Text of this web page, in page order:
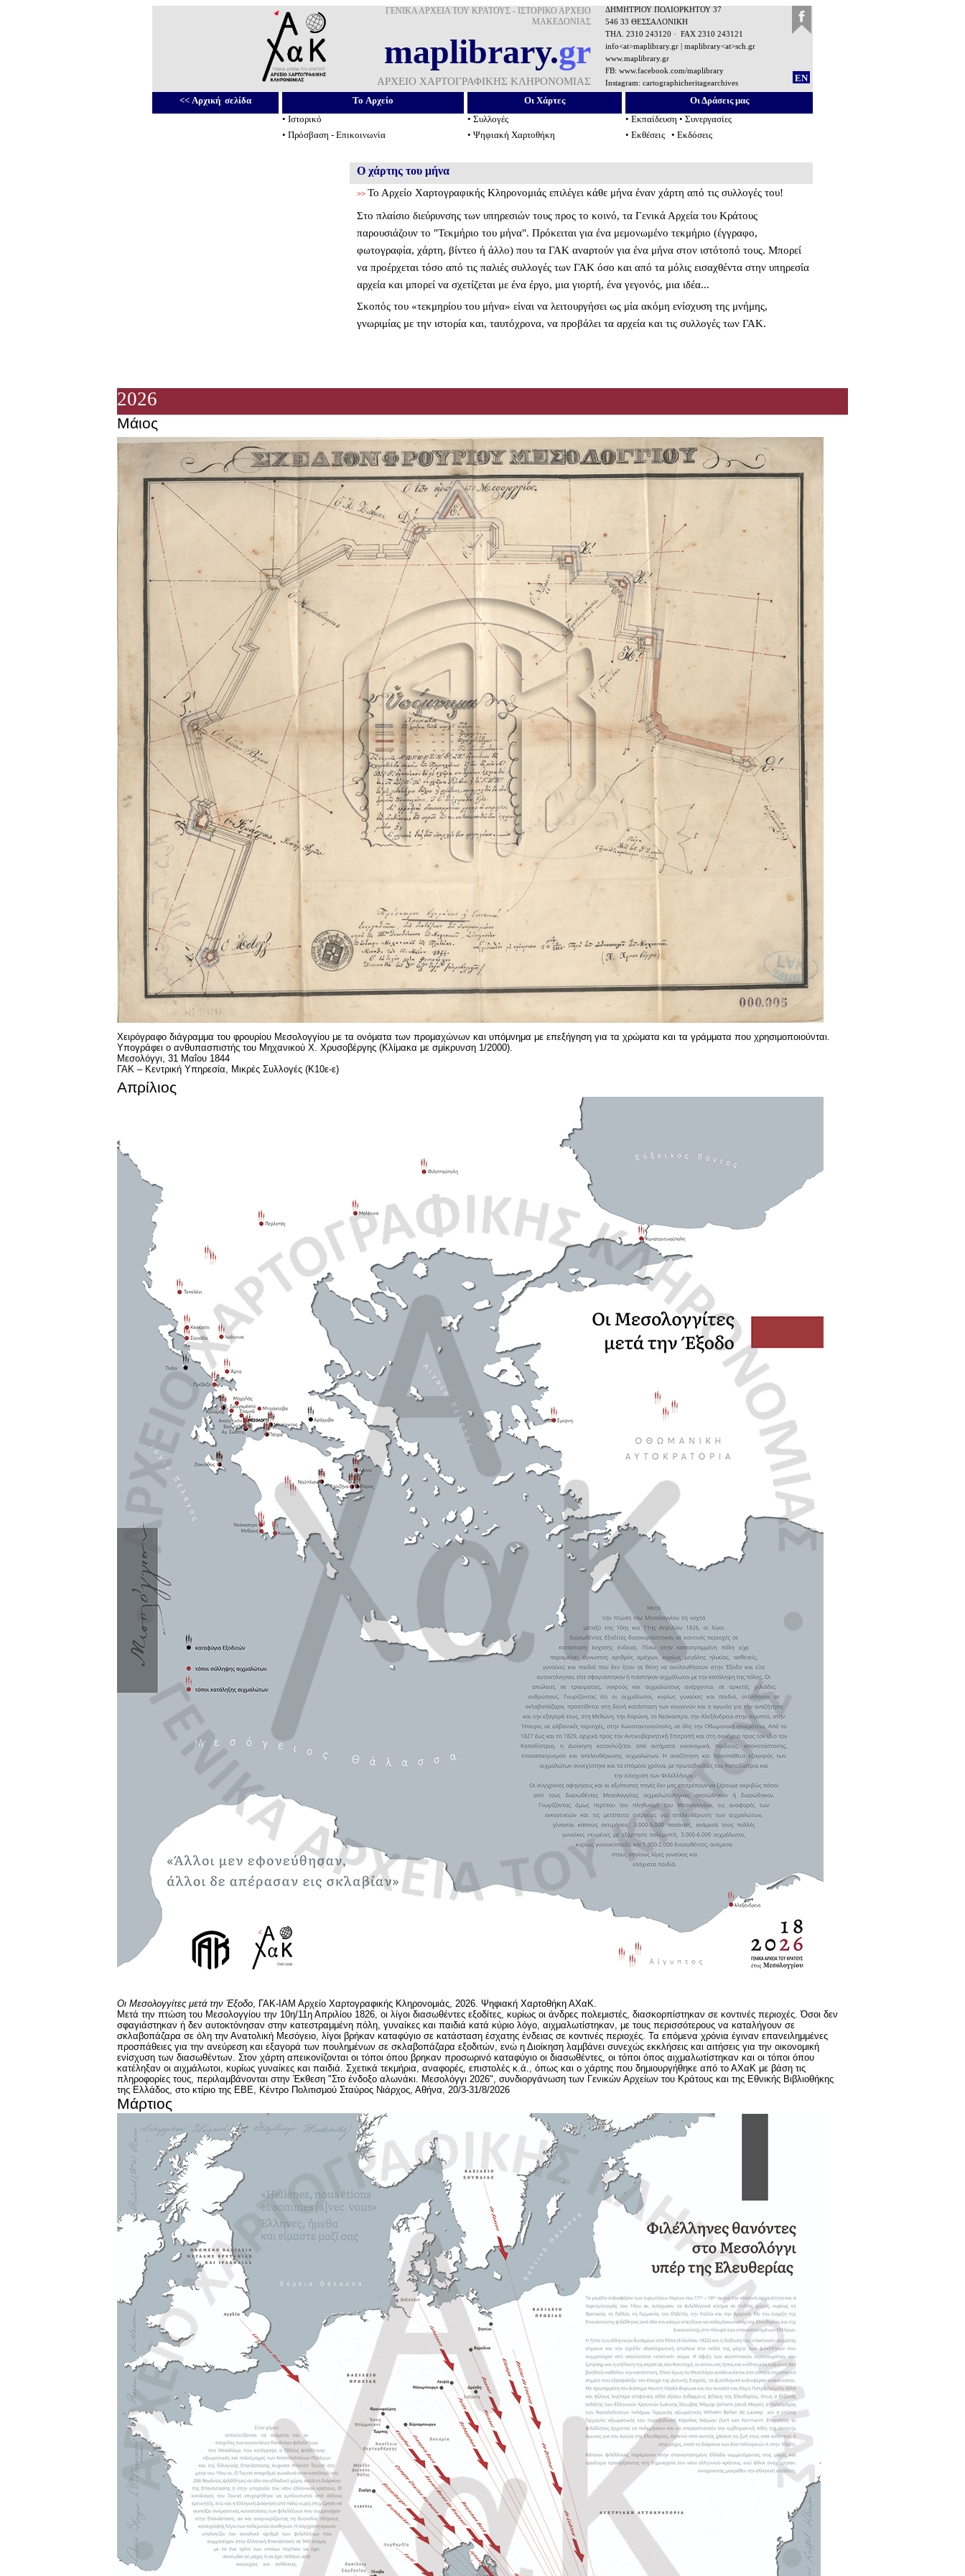
ΓΕΝΙΚΑ ΑΡΧΕΙΑ ΤΟΥ ΚΡΑΤΟΥΣ - ΙΣΤΟΡΙΚΟ ΑΡΧΕΙΟ
ΜΑΚΕΔΟΝΙΑΣ
maplibrary.gr
ΑΡΧΕΙΟ ΧΑΡΤΟΓΡΑΦΙΚΗΣ ΚΛΗΡΟΝΟΜΙΑΣ
ΔΗΜΗΤΡΙΟΥ ΠΟΛΙΟΡΚΗΤΟΥ 37
546 33 ΘΕΣΣΑΛΟΝΙΚΗ
ΤΗΛ. 2310 243120 · FAX 2310 243121
info<at>maplibrary.gr
maplibrary<at>sch.gr
www.maplibrary.gr
FB: www.facebook.com/maplibrary
Instagram: cartographicheritagearchives EN
<< Αρχική σελίδα To Αρχείο Οι Χάρτες
Οι Δράσεις μας
• Ιστορικό
• Πρόσβαση - Επικοινωνία
• Συλλογές
• Ψηφιακή Χαρτοθήκη
• Εκπαίδευση • Συνεργασίες
• Εκθέσεις • Εκδόσεις
Ο χάρτης του μήνα
>> Το Αρχείο Χαρτογραφικής Κληρονομιάς επιλέγει κάθε μήνα έναν χάρτη από τις συλλογές του!
Στο πλαίσιο διεύρυνσης των υπηρεσιών τους προς το κοινό, τα Γενικά Αρχεία του Κράτους
παρουσιάζουν το "Τεκμήριο του μήνα". Πρόκειται για ένα μεμονωμένο τεκμήριο (έγγραφο,
φωτογραφία, χάρτη, βίντεο ή άλλο) που τα ΓΑΚ αναρτούν για ένα μήνα στον ιστότοπό τους. Μπορεί
να προέρχεται τόσο από τις παλιές συλλογές των ΓΑΚ όσο και από τα μόλις εισαχθέντα στην υπηρεσία
αρχεία και μπορεί να σχετίζεται με ένα έργο, μια γιορτή, ένα γεγονός, μια ιδέα...
Σκοπός του «τεκμηρίου του μήνα» είναι να λειτουργήσει ως μία ακόμη ενίσχυση της μνήμης,
γνωριμίας με την ιστορία και, ταυτόχρονα, να προβάλει τα αρχεία και τις συλλογές των ΓΑΚ.
2026
Μάιος
Χειρόγραφο διάγραμμα του φρουρίου Μεσολογγίου με τα ονόματα των προμαχώνων και υπόμνημα με επεξήγηση για τα χρώματα και τα γράμματα που χρησιμοποιούνται.
Υπογράφει ο ανθυπασπιστής του Μηχανικού Χ. Χρυσοβέργης (Κλίμακα με σμίκρυνση 1/2000).
Μεσολόγγι, 31 Μαΐου 1844
ΓΑΚ – Κεντρική Υπηρεσία, Μικρές Συλλογές (Κ10ε-ε)
Απρίλιος
Οι Μεσολογγίτες μετά την Έξοδο, ΓΑΚ-ΙΑΜ Αρχείο Χαρτογραφικής Κληρονομιάς, 2026. Ψηφιακή Χαρτοθήκη ΑΧαΚ.
Μετά την πτώση του Μεσολογγίου την 10η/11η Απριλίου 1826, οι λίγοι διασωθέντες εξοδίτες, κυρίως οι άνδρες πολεμιστές, διασκορπίστηκαν σε κοντινές περιοχές. Όσοι δεν
σφαγιάστηκαν ή δεν αυτοκτόνησαν στην κατεστραμμένη πόλη, γυναίκες και παιδιά κατά κύριο λόγο, αιχμαλωτίστηκαν, με τους περισσότερους να καταλήγουν σε
σκλαβοπάζαρα σε όλη την Ανατολική Μεσόγειο, λίγοι βρήκαν καταφύγιο σε κατάσταση έσχατης ένδειας σε κοντινές περιοχές. Τα επόμενα χρόνια έγιναν επανειλημμένες
προσπάθειες για την ανεύρεση και εξαγορά των πουλημένων σε σκλαβοπάζαρα εξοδιτών, ενώ η Διοίκηση λαμβάνει συνεχώς εκκλήσεις και αιτήσεις για την οικονομική
ενίσχυση των διασωθέντων. Στον χάρτη απεικονίζονται οι τόποι όπου βρηκαν προσωρινό καταφύγιο οι διασωθέντες, οι τόποι όπος αιχμαλωτίστηκαν και οι τόποι όπου
κατέληξαν οι αιχμάλωτοι, κυρίως γυναίκες και παιδιά. Σχετικά τεκμήρια, αναφορές, επιστολές κ.ά., όπως και ο χάρτης που δημιουργήθηκε από το ΑΧαΚ με βάση τις
πληροφορίες τους, περιλαμβάνονται στην Έκθεση "Στο ένδοξο αλωνάκι. Μεσολόγγι 2026", συνδιοργάνωση των Γενικών Αρχείων του Κράτους και της Εθνικής Βιβλιοθήκης
της Ελλάδος, στο κτίριο της ΕΒΕ, Κέντρο Πολιτισμού Σταύρος Νιάρχος, Αθήνα, 20/3-31/8/2026
Μάρτιος